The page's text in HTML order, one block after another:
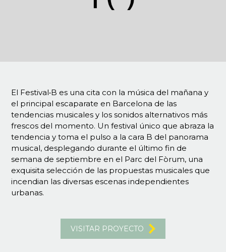
El Festival•B es una cita con la música del mañana y
el principal escaparate en Barcelona de las
tendencias musicales y los sonidos alternativos más
frescos del momento. Un festival único que abraza la
tendencia y toma el pulso a la cara B del panorama
musical, desplegando durante el último fin de
semana de septiembre en el Parc del Fòrum, una
exquisita selección de las propuestas musicales que
incendian las diversas escenas independientes
urbanas.
VISITAR PROYECTO